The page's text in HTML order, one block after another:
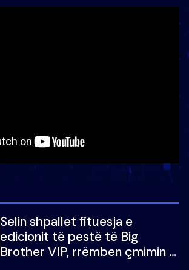
Selin shpallet fituesja e
edicionit të pestë të Big
Brother VIP, rrëmben çmimin e